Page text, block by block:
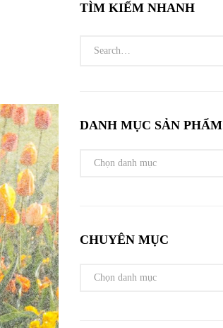
TÌM KIẾM NHANH
DANH MỤC SẢN PHẨM
CHUYÊN MỤC